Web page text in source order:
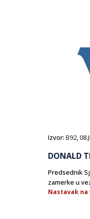
Izvor: B92,
DONALD
Predsednik
zamerke u
Nastavak na